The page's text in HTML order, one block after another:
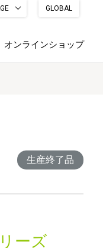
GLOBAL
オンラインショップ
ソコン周辺機器
務用品
童用品
ス）
あすえ）」
生産終了品
ーズ